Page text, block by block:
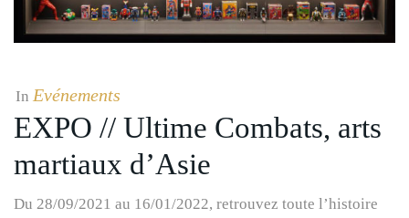
In Evénements
EXPO // Ultime Combats, arts
martiaux d’Asie
Du 28/09/2021 au 16/01/2022, retrouvez toute l’histoire